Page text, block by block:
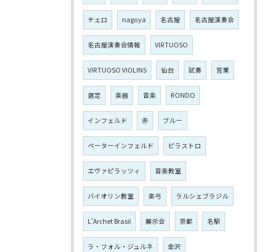
チェロ nagoya 名古屋 名古屋演奏会
名古屋演奏会情報 VIRTUOSO
VIRTUOSO VIOLINS 仙台 試奏 営業
選定 楽器 音楽 RONDO
インフェルド 赤 ブルー
ペーターインフェルド ピラストロ
エヴァピラッツィ 音楽教室
バイオリン教室 楽弓 ラルシェブラジル
L'Archet Brasil 展示会 京都 名駅
ラ・フォル・ジュルネ 金沢